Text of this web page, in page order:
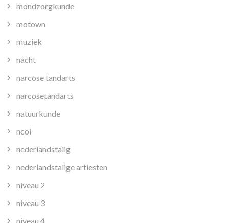
mondzorgkunde
motown
muziek
nacht
narcose tandarts
narcosetandarts
natuurkunde
ncoi
nederlandstalig
nederlandstalige artiesten
niveau 2
niveau 3
niveau 4